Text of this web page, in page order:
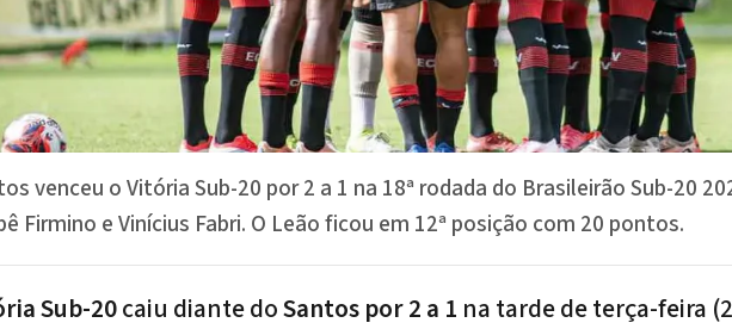
venceu o Vitória Sub-20 por 2 a 1 na 18ª rodada do Brasileirão Sub-20
Firmino e Vinícius Fabri. O Leão ficou em 12ª posição com 20 pontos.
Sub-20caiu diante doSantos por 2 a 1 na tarde de terça-feira